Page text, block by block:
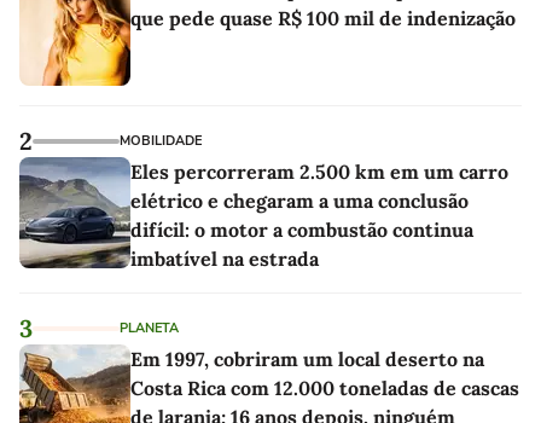
que pede quase R$ 100 mil de indenização
2 MOBILIDADE
Eles percorreram 2.500 km em um carro
elétrico e chegaram a uma conclusão
difícil: o motor a combustão continua
imbatível na estrada
3 PLANETA
Em 1997, cobriram um local deserto na
Costa Rica com 12.000 toneladas de cascas
de laranja; 16 anos depois, ninguém